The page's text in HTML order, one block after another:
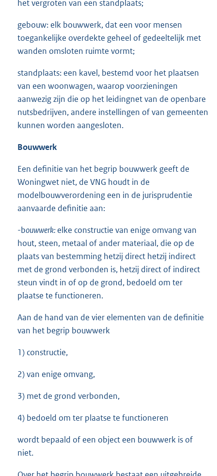
het vergroten van een standplaats;
gebouw: elk bouwwerk, dat een voor mensen
toegankelijke overdekte geheel of gedeeltelijk met
wanden omsloten ruimte vormt;
standplaats: een kavel, bestemd voor het plaatsen
van een woonwagen, waarop voorzieningen
aanwezig zijn die op het leidingnet van de openbare
nutsbedrijven, andere instellingen of van gemeenten
kunnen worden aangesloten.
Bouwwerk
Een definitie van het begrip bouwwerk geeft de
Woningwet niet, de VNG houdt in de
modelbouwverordening een in de jurisprudentie
aanvaarde definitie aan:
-bouwwerk: elke constructie van enige omvang van
hout, steen, metaal of ander materiaal, die op de
plaats van bestemming hetzij direct hetzij indirect
met de grond verbonden is, hetzij direct of indirect
steun vindt in of op de grond, bedoeld om ter
plaatse te functioneren.
Aan de hand van de vier elementen van de definitie
van het begrip bouwwerk
1) constructie,
2) van enige omvang,
3) met de grond verbonden,
4) bedoeld om ter plaatse te functioneren
wordt bepaald of een object een bouwwerk is of
niet.